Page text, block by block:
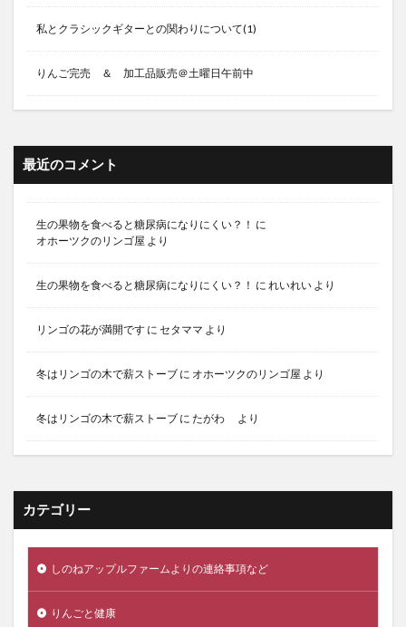
私とクラシックギターとの関わりについて(1)
りんご完売 ＆ 加工品販売＠土曜日午前中
最近のコメント
生の果物を食べると糖尿病になりにくい？！ に
オホーツクのリンゴ屋 より
生の果物を食べると糖尿病になりにくい？！ に れいれい より
リンゴの花が満開です に セタママ より
冬はリンゴの木で薪ストーブ に オホーツクのリンゴ屋 より
冬はリンゴの木で薪ストーブ に たがわ より
カテゴリー
しのねアップルファームよりの連絡事項など
りんごと健康